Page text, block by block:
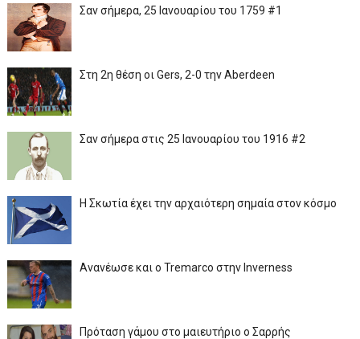
Σαν σήμερα, 25 Ιανουαρίου του 1759 #1
Στη 2η θέση οι Gers, 2-0 την Aberdeen
Σαν σήμερα στις 25 Ιανουαρίου του 1916 #2
Η Σκωτία έχει την αρχαιότερη σημαία στον κόσμο
Ανανέωσε και ο Tremarco στην Inverness
Πρόταση γάμου στο μαιευτήριο ο Σαρρής